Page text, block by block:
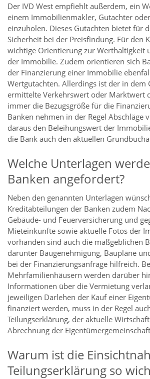
Der IVD West empfiehlt außerdem, ein
einem Immobilienmakler, Gutachter
einzuholen. Dieses Gutachten bietet für
Sicherheit bei der Preisfindung. Für den
wichtige Orientierung zur Werthaltigkeit
der Immobilie. Zudem orientieren sich
der Finanzierung einer Immobilie
Wertgutachten. Allerdings ist der in dem
ermittelte Verkehrswert oder Marktwert
immer die Bezugsgröße für die
Banken nehmen in der Regel Abschläge
daraus den Beleihungswert der
die Bank auch den aktuellen
Welche Unterlagen
Banken angefordert?
Neben den genannten Unterlagen
Kreditabteilungen der Banken zudem
Gebäude- und Feuerversicherung und
Mieteinkünfte sowie aktuelle Fotos der
vorhanden sind auch die maßgeblichen
darunter Baugenehmigung, Baupläne
bei der Finanzierungsanfrage hilfreich.
Mehrfamilienhäusern werden darüber
Informationen über die Vermietung
jeweiligen Darlehen der Kauf einer
finanziert werden, muss in der Regel
Teilungserklärung, der aktuelle
Abrechnung der
Warum ist die
Teilungserklärung so